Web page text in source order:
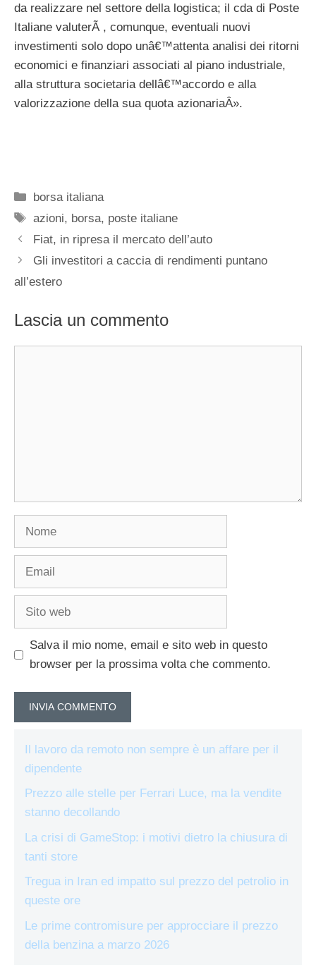
da realizzare nel settore della logistica; il cda di Poste
Italiane valuterÃ , comunque, eventuali nuovi
investimenti solo dopo unâ€™attenta analisi dei ritorni
economici e finanziari associati al piano industriale,
alla struttura societaria dellâ€™accordo e alla
valorizzazione della sua quota azionariaÂ».
Categorie
borsa italiana
Tag
azioni, borsa, poste italiane
Fiat, in ripresa il mercato dell’auto
Gli investitori a caccia di rendimenti puntano
all’estero
Lascia un commento
Nome
Email
Sito
Salva il mio nome, email e sito web in questo
browser per la prossima volta che commento.
Il lavoro da remoto non sempre è un affare per il
dipendente
Prezzo alle stelle per Ferrari Luce, ma la vendite
stanno decollando
La crisi di GameStop: i motivi dietro la chiusura di
tanti store
Tregua in Iran ed impatto sul prezzo del petrolio in
queste ore
Le prime contromisure per approcciare il prezzo
della benzina a marzo 2026